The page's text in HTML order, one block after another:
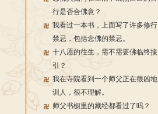
行是否合佛意？
我看过一本书，上面写了许多修行
禁忌，包括念佛的禁忌。
十八愿的往生，需不需要佛临终接
引？
我在寺院看到一个师父正在很凶地
训人，很不理解。
师父书橱里的藏经都看过了吗？